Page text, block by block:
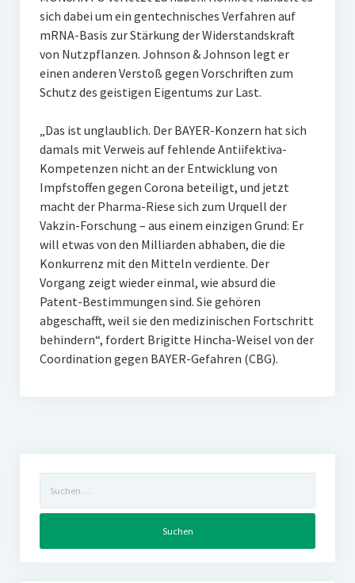
sich dabei um ein gentechnisches Verfahren auf
mRNA-Basis zur Stärkung der Widerstandskraft
von Nutzpflanzen. Johnson & Johnson legt er
einen anderen Verstoß gegen Vorschriften zum
Schutz des geistigen Eigentums zur Last.
„Das ist unglaublich. Der BAYER-Konzern hat sich
damals mit Verweis auf fehlende Antiifektiva-
Kompetenzen nicht an der Entwicklung von
Impfstoffen gegen Corona beteiligt, und jetzt
macht der Pharma-Riese sich zum Urquell der
Vakzin-Forschung – aus einem einzigen Grund: Er
will etwas von den Milliarden abhaben, die die
Konkurrenz mit den Mitteln verdiente. Der
Vorgang zeigt wieder einmal, wie absurd die
Patent-Bestimmungen sind. Sie gehören
abgeschafft, weil sie den medizinischen Fortschritt
behindern“, fordert Brigitte Hincha-Weisel von der
Coordination gegen BAYER-Gefahren (CBG).
nach: